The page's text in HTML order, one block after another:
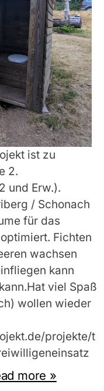
ist zu
2.
und Erw.).
/ Schonach
für das
Fichten
wachsen
kann
viel Spaß
wollen wieder
projekte/t
more »